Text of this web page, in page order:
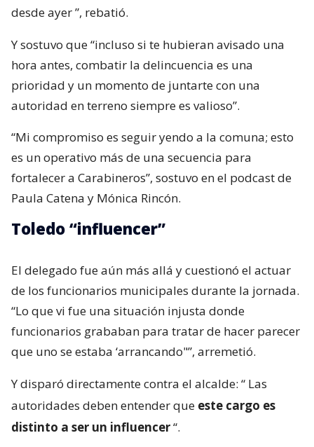
desde ayer”, rebatió.
Y sostuvo que “incluso si te hubieran avisado una
hora antes, combatir la delincuencia es una
prioridad y un momento de juntarte con una
autoridad en terreno siempre es valioso”.
“Mi compromiso es seguir yendo a la comuna; esto
es un operativo más de una secuencia para
fortalecer a Carabineros”, sostuvo en el podcast de
Paula Catena y Mónica Rincón.
Toledo “influencer”
El delegado fue aún más allá y cuestionó el actuar
de los funcionarios municipales durante la jornada.
“Lo que vi fue una situación injusta donde
funcionarios grababan para tratar de hacer parecer
que uno se estaba ‘arrancando"”, arremetió.
Y disparó directamente contra el alcalde: “ Las
autoridades deben entender que este cargo es
distinto a ser un influencer“.